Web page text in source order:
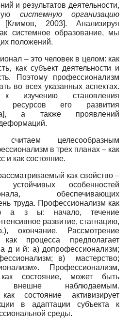
и результатов деятельности,
системную организацию
[Климов, 2003]. Анализируя
системное образование, мы
положений.
– это человек в целом: как
как субъект деятельности и
Поэтому профессионализм
во всех указанных аспектах.
изучению становления
ресурсов его развития
], а также проявлений
целесообразным
в трех планах – как
и как состояние.
как свойство –
устойчивых особенностей
обеспечивающих
труда. Профессионализм как
а з ы: начало, течение
развитие, стагнацию,
окончание. Рассмотрение
как процесса предполагает
д и й: а) допрофессионализм;
в) мастерство;
Профессионализм,
как состояние, может быть
наблюдаемым.
состояние активизирует
в адаптации субъекта к
среды.